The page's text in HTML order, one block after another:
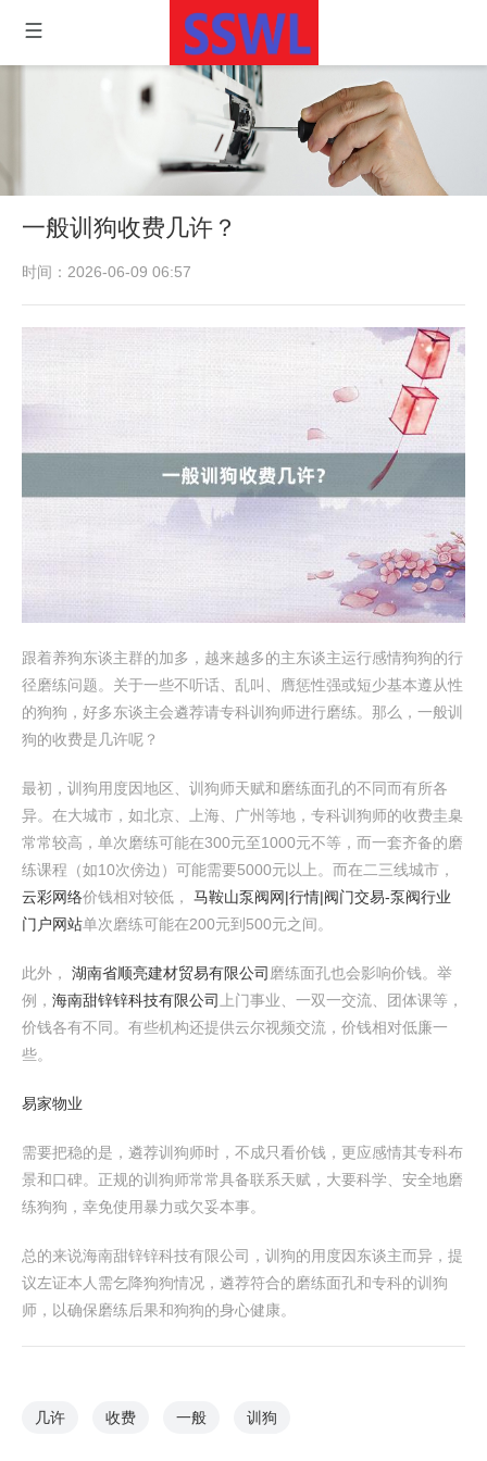
一般训狗收费几许？
时间：2026-06-09 06:57
跟着养狗东谈主群的加多，越来越多的主东谈主运行感情狗狗的行
径磨练问题。关于一些不听话、乱叫、膺惩性强或短少基本遵从性
的狗狗，好多东谈主会遴荐请专科训狗师进行磨练。那么，一般训
狗的收费是几许呢？
最初，训狗用度因地区、训狗师天赋和磨练面孔的不同而有所各
异。在大城市，如北京、上海、广州等地，专科训狗师的收费圭臬
常常较高，单次磨练可能在300元至1000元不等，而一套齐备的磨
练课程（如10次傍边）可能需要5000元以上。而在二三线城市，
云彩网络价钱相对较低， 马鞍山泵阀网|行情|阀门交易-泵阀行业
门户网站单次磨练可能在200元到500元之间。
此外， 湖南省顺亮建材贸易有限公司 磨练面孔也会影响价钱。举
例， 海南甜锌锌科技有限公司
上门事业、一双一交流、团体课等，
价钱各有不同。有些机构还提供云尔视频交流，价钱相对低廉一
些。
易家物业
需要把稳的是，遴荐训狗师时，不成只看价钱，更应感情其专科布
景和口碑。正规的训狗师常常具备联系天赋，大要科学、安全地磨
练狗狗，幸免使用暴力或欠妥本事。
总的来说海南甜锌锌科技有限公司，训狗的用度因东谈主而异，提
议左证本人需乞降狗狗情况，遴荐符合的磨练面孔和专科的训狗
师，以确保磨练后果和狗狗的身心健康。
几许 收费 一般 训狗